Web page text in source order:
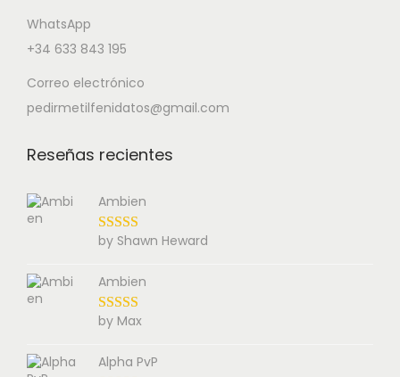
WhatsApp
+34 633 843 195
Correo electrónico
pedirmetilfenidatos@gmail.com
Reseñas recientes
Ambien
by Shawn Heward
Ambien
by Max
Alpha PvP